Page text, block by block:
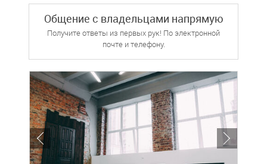
Общение с владельцами напрямую
Получите ответы из первых рук! По электронной
почте и телефону.